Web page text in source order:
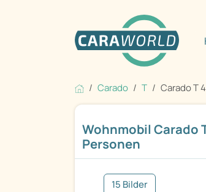
Carado T Carado T
Wohnmobil Carado
Personen
15 Bilder